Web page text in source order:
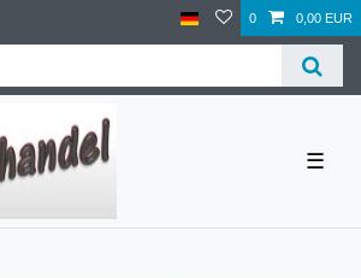
0 0,00 EUR
☰